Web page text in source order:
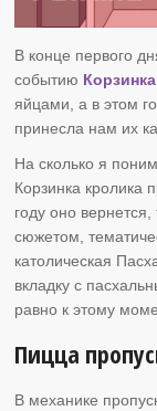
В конце первого
событию
яйцами, а в этом
принесла нам их
На сколько я
Корзинка кролика
году оно
сюжетом,
католическая
вкладку с
равно к этому
Пицца
В механике